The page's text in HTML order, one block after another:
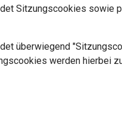
Sitzungscookies sowie
überwiegend
werden hierbei